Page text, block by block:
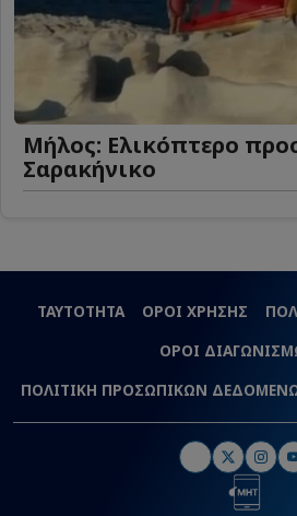
Μήλος: Ελικόπτερο
Σαρακήνικο
ΤΑΥΤΟΤΗΤΑ ΟΡΟΙ ΧΡΗΣΗΣ
ΟΡΟΙ
ΠΟΛΙΤΙΚΗ ΠΡΟΣΩΠΙΚΩΝ